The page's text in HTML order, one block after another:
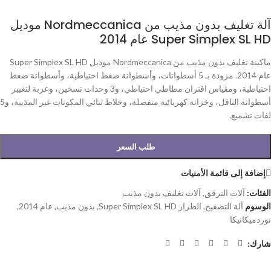
آلة تغليف بدون مذيب من Nordmeccanica موديل
Super Simplex SL HD عام 2014
ماكينة تغليف بدون مذيب من Nordmeccanica موديل Super Simplex SL HD
عام 2014. مزودة بـ 5 أسطوانات، وأسطوانة ضغط احتياطية، وأسطوانة ضغط
احتياطية، ومقياس اقتران مطاطي احتياطي، و3 وحدات تسخين، وعربة لتغيير
أسطوانة الناقل، وخزانة كهربائية منفصلة، وخلاط ثنائي المكونات غير المذيبة، و5
لفات تشميع.
طلب السعر
إضافة إلى قائمة الأمنيات
الفئات: آلات الترقق,آلات تغليف بدون مذيب
الوسوم آلة التصفيح, الطراز Super Simplex SL HD , بدون مذيب, عام 2014
,
نوردميكانيكا
شارك: